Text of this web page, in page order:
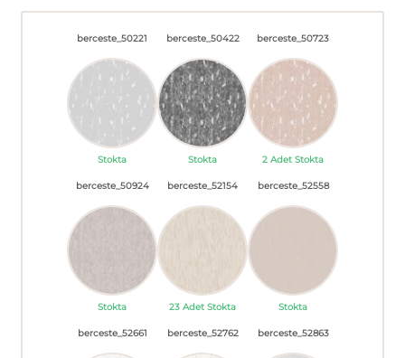
berceste_50221
Stokta
berceste_50422
Stokta
berceste_50723
2 Adet Stokta
berceste_50924
Stokta
berceste_52154
23 Adet Stokta
berceste_52558
Stokta
berceste_52661 berceste_52762 berceste_52863